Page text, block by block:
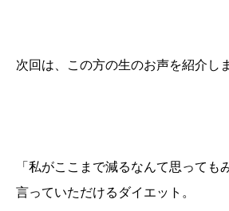
次回は、この方の生のお声を紹介し
「私がここまで減るなんて思っても
言っていただけるダイエット。